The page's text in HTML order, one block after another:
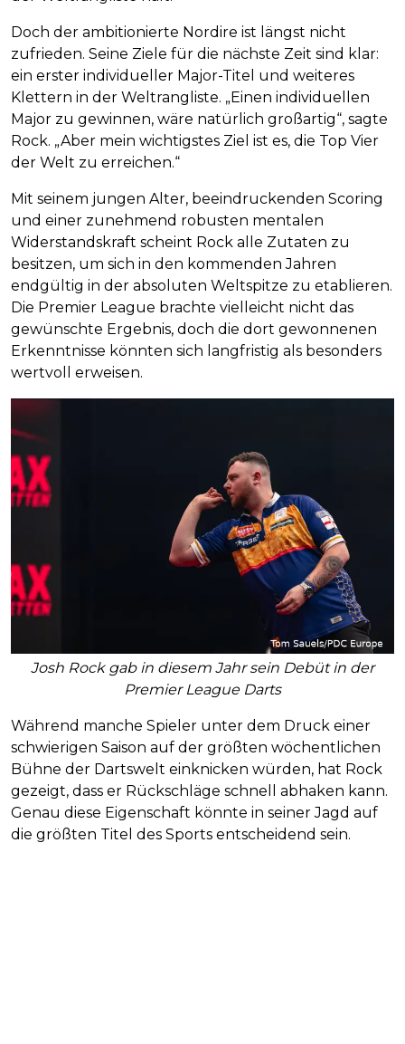
Doch der ambitionierte Nordire ist längst nicht
zufrieden. Seine Ziele für die nächste Zeit sind klar:
ein erster individueller Major-Titel und weiteres
Klettern in der Weltrangliste. „Einen individuellen
Major zu gewinnen, wäre natürlich großartig“, sagte
Rock. „Aber mein wichtigstes Ziel ist es, die Top Vier
der Welt zu erreichen.“
Mit seinem jungen Alter, beeindruckenden Scoring
und einer zunehmend robusten mentalen
Widerstandskraft scheint Rock alle Zutaten zu
besitzen, um sich in den kommenden Jahren
endgültig in der absoluten Weltspitze zu etablieren.
Die Premier League brachte vielleicht nicht das
gewünschte Ergebnis, doch die dort gewonnenen
Erkenntnisse könnten sich langfristig als besonders
wertvoll erweisen.
Josh Rock gab in diesem Jahr sein Debüt in der
Premier League Darts
Während manche Spieler unter dem Druck einer
schwierigen Saison auf der größten wöchentlichen
Bühne der Dartswelt einknicken würden, hat Rock
gezeigt, dass er Rückschläge schnell abhaken kann.
Genau diese Eigenschaft könnte in seiner Jagd auf
die größten Titel des Sports entscheidend sein.